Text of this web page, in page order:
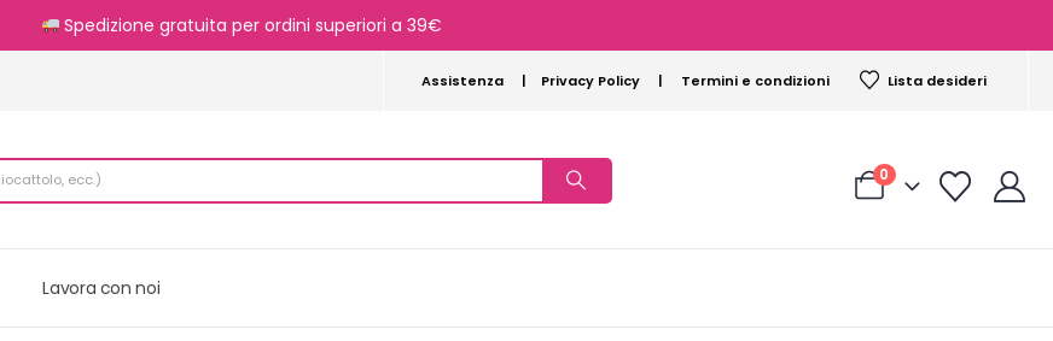
Spedizione gratuita per ordini superiori a 39€
Assistenza | Privacy Policy | Termini e condizioni Lista desideri
0
Lavora con noi